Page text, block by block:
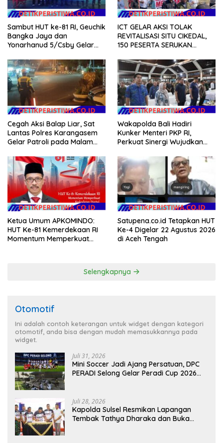
Sambut HUT ke-81 RI, Geuchik
Bangka Jaya dan
Yonarhanud 5/Csby Gelar
Gerakan Indonesia Asri
ICT GELAR AKSI TOLAK
REVITALISASI SITU CIKEDAL,
150 PESERTA SERUKAN
Cegah Aksi Balap Liar, Sat
Lantas Polres Karangasem
Gelar Patroli pada Malam
Wakapolda Bali Hadiri
Kunker Menteri PKP RI,
Perkuat Sinergi Wujudkan
Masyarakat
Ketua Umum APKOMINDO:
HUT Ke-81 Kemerdekaan RI
Momentum Memperkuat
Satupena.co.id Tetapkan HUT
Ke-4 Digelar 22 Agustus 2026
di Aceh Tengah
Selengkapnya
Otomotif
Ini adalah contoh keterangan untuk widget dengan kategori
otomotif, anda bisa dengan mudah memasukkannya pada
widget.
Juli 31, 2026
Mini Soccer Jadi Ajang Persatuan, DPC
PERADI Selong Gelar Peradi Cup 2026
Juli 28, 2026
Kapolda Sulsel Resmikan Lapangan
Tembak Tathya Dharaka dan Buka